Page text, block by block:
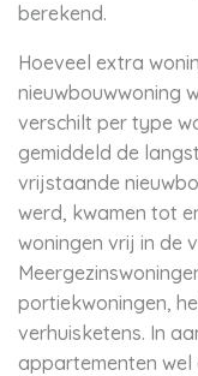
berekend.
Hoeveel extra
nieuwbouwwoning
verschilt per type
gemiddeld de
vrijstaande
werd, kwamen tot
woningen vrij in de
portiekwoningen,
verhuisketens. In
appartementen wel